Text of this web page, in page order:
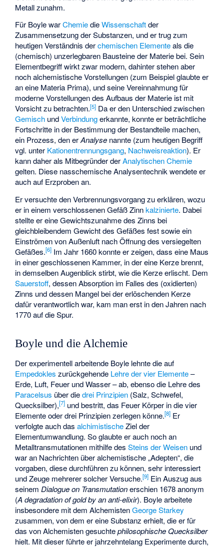
Metall zunahm.
Für Boyle warChemiedieWissenschaftder
Zusammensetzung der Substanzen, und er trug zum
heutigen Verständnis derchemischen Elementeals die
(chemisch) unzerlegbaren Bausteine der Materie bei. Sein
Elementbegriff wirkt zwar modern, dahinter stehen aber
noch alchemistische Vorstellungen (zum Beispiel glaubte er
an eine Materia Prima), und seine Vereinnahmung für
moderne Vorstellungen des Aufbaus der Materie ist mit
Vorsicht zu betrachten.[5] Da er den Unterschied zwischen
Gemisch undVerbindungerkannte, konnte er beträchtliche
Fortschritte in der Bestimmung der Bestandteile machen,
ein Prozess, den erAnalyse nannte (zum heutigen Begriff
vgl. unter Kationentrennungsgang, Nachweisreaktion). Er
kann daher als Mitbegründer derAnalytischen Chemie
gelten. Diese nasschemische Analysentechnik wendete er
auch auf Erzproben an.
Er versuchte den Verbrennungsvorgang zu erklären, wozu
er in einem verschlossenen Gefäß Zinnkalzinierte. Dabei
stellte er eine Gewichtszunahme des Zinns bei
gleichbleibendem Gewicht des Gefäßes fest sowie ein
Einströmen von Außenluft nach Öffnung des versiegelten
Gefäßes.[6] Im Jahr 1660 konnte er zeigen, dass eine Maus
in einer geschlossenen Kammer, in der eine Kerze brennt,
in demselben Augenblick stirbt, wie die Kerze erlischt. Dem
Sauerstoff, dessen Absorption im Falles des (oxidierten)
Zinns und dessen Mangel bei der erlöschenden Kerze
dafür verantwortlich war, kam man erst in den Jahren nach
1770 auf die Spur.
Boyle und die Alchemie
Der experimentell arbeitende Boyle lehnte die auf
Empedokles zurückgehende Lehre der vier Elemente–
Erde, Luft, Feuer und Wasser – ab, ebenso die Lehre des
Paracelsus über diedrei Prinzipien (Salz, Schwefel,
Quecksilber),[7] und bestritt, das Feuer Körper in die vier
Elemente oder drei Prinzipien zerlegen könne.[8] Er
verfolgte auch dasalchimistischeZiel der
Elementumwandlung. So glaubte er auch noch an
Metalltransmutationen mithilfe desSteins der Weisen und
war an Nachrichten über alchemistische „Adepten“, die
vorgaben, diese durchführen zu können, sehr interessiert
und Zeuge mehrerer solcher Versuche.[9] Ein Auszug aus
seinemDialogue on Transmutationerschien 1678 anonym
(A degradation of gold by an anti-elixir). Boyle arbeitete
insbesondere mit dem AlchemistenGeorge Starkey
zusammen, von dem er eine Substanz erhielt, die er für
das von Alchemisten gesuchtephilosophische Quecksilber
hielt. Mit dieser führte er jahrzehntelang Experimente durch,